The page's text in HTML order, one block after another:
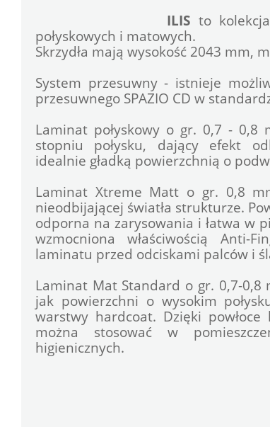
ILIS to
połyskowych i matowych.
Skrzydła mają wysokość 2043 mm,
System przesuwny - istnieje
przesuwnego SPAZIO CD w
Laminat połyskowy o gr. 0,7 -
stopniu połysku, dający efekt
idealnie gładką powierzchnią o
Laminat Xtreme Matt o gr. 0,8
nieodbijającej światła strukturze.
odporna na zarysowania i łatwa w
wzmocniona właściwością Anti-
laminatu przed odciskami palców i
Laminat Mat Standard o gr. 0,7-0,8
jak powierzchni o wysokim
warstwy hardcoat. Dzięki
można stosować w
higienicznych.